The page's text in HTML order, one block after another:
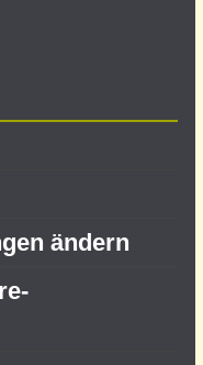
ändern